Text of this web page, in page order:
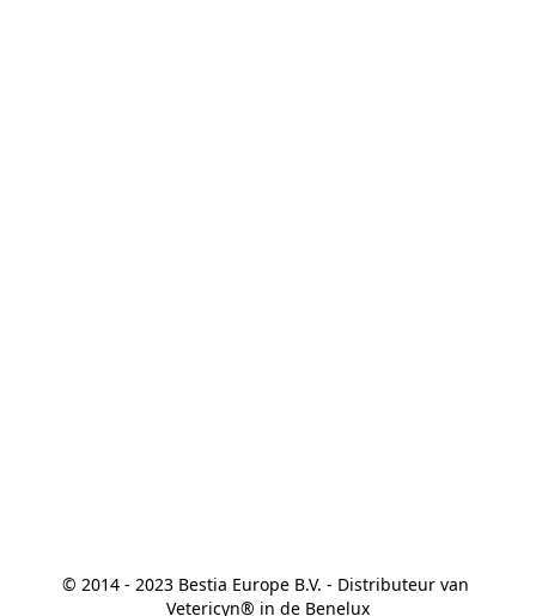
© 2014 - 2023 Bestia Europe B.V. - Distributeur van
Vetericyn® in de Benelux